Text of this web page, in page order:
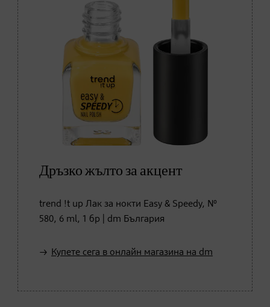
Дръзко жълто за акцент
trend !t up Лак за нокти Easy & Speedy, №
580, 6 ml, 1 бр | dm България
Купете сега в онлайн магазина на dm